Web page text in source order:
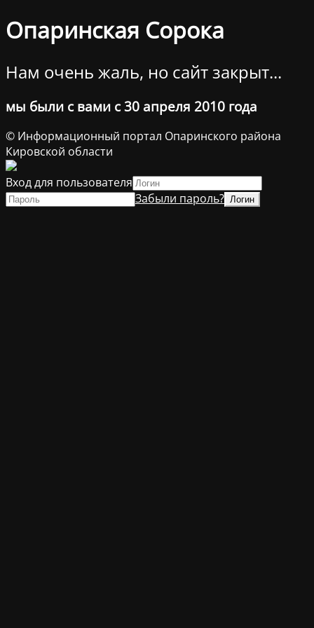
Опаринская Сорока
Нам очень жаль, но сайт закрыт...
мы были с вами с 30 апреля 2010 года
© Информационный портал Опаринского района
Кировской области
Вход для пользователя
Забыли пароль?